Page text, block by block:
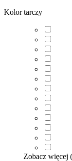
Kolor tarczy
Zobacz więcej